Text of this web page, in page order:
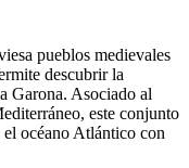
pueblos medievales
descubrir la
Garona. Asociado al
este conjunto
océano Atlántico con